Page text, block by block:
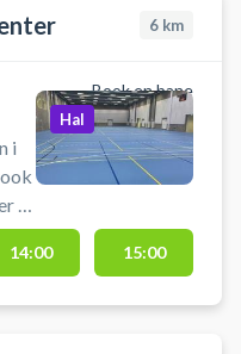
6 km
Book en bane
i
i
Hal
14:00 15:00